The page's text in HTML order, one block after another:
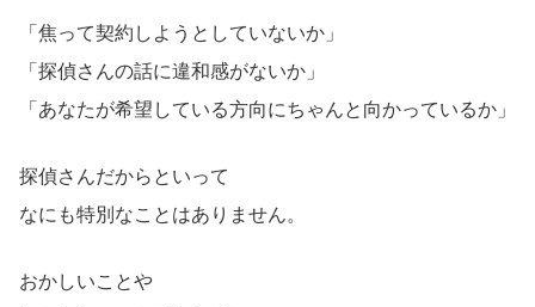
「焦って契約しようとしていないか」
「探偵さんの話に違和感がないか」
「あなたが希望している方向にちゃんと向かっているか」
探偵さんだからといって
なにも特別なことはありません。
おかしいことや